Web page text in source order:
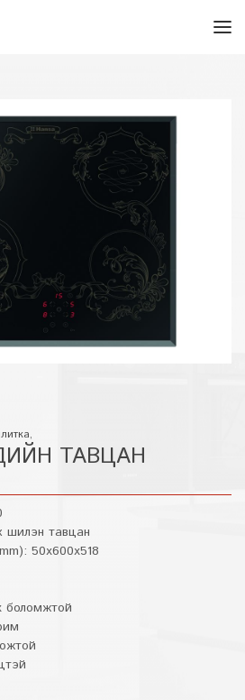
,
ТАВЦАН
шилэн тавцан
50x600x518
боломжтой